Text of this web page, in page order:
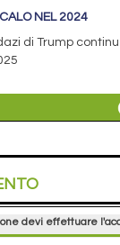
NEL 2024
di Trump
devi effettuare